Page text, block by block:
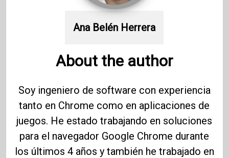
Ana Belén Herrera
About the author
Soy ingeniero de software con experiencia
tanto en Chrome como en aplicaciones de
juegos. He estado trabajando en soluciones
para el navegador Google Chrome durante
los últimos 4 años y también he trabajado en